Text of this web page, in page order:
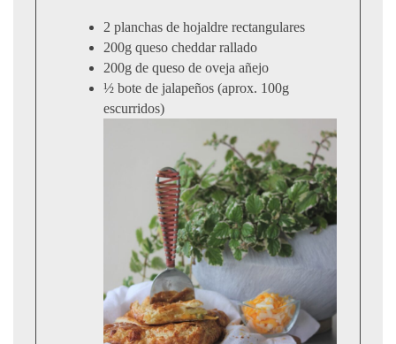
2 planchas de hojaldre rectangulares
200g queso cheddar rallado
200g de queso de oveja añejo
½ bote de jalapeños (aprox. 100g
escurridos)